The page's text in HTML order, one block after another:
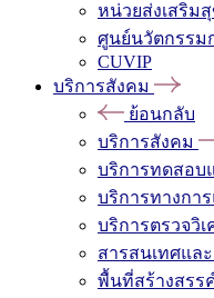
หน่วยส่งเสริม
ศูนย์นวัตกรรมก
CUVIP
บริการสังคม
ย้อนกลับ
บริการสังคม
บริการทดสอบ
บริการทางกา
บริการตรวจวิ
สารสนเทศแล
พื้นที่สร้างสรร